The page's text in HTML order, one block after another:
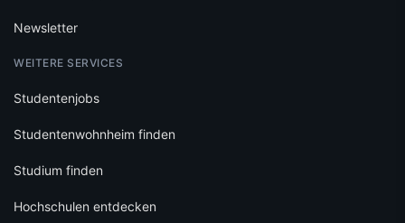
Newsletter
WEITERE SERVICES
Studentenjobs
Studentenwohnheim finden
Studium finden
Hochschulen entdecken